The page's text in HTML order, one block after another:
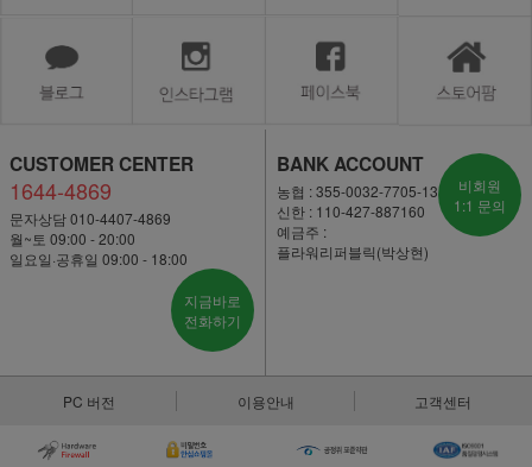
CUSTOMER CENTER
1644-4869
문자상담 010-4407-4869
월~토 09:00 - 20:00
일요일·공휴일 09:00 - 18:00
지금바로
전화하기
BANK ACCOUNT
농협 : 355-0032-7705-13
신한 : 110-427-887160
예금주 :
플라워리퍼블릭(박상현)
비회원
1:1 문의
PC 버전 이용안내 고객센터